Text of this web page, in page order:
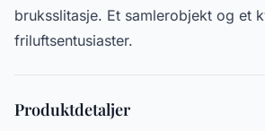
bruksslitasje. Et samlerobjekt og et
friluftsentusiaster.
Produktdetaljer